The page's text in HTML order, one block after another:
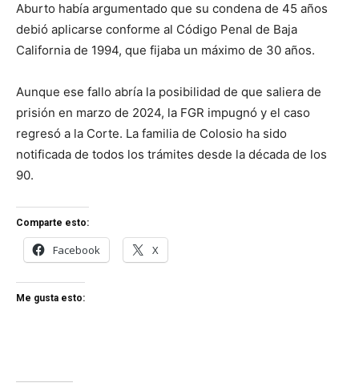
Aburto había argumentado que su condena de 45 años
debió aplicarse conforme al Código Penal de Baja
California de 1994, que fijaba un máximo de 30 años.
Aunque ese fallo abría la posibilidad de que saliera de
prisión en marzo de 2024, la FGR impugnó y el caso
regresó a la Corte. La familia de Colosio ha sido
notificada de todos los trámites desde la década de los
90.
Comparte esto:
Facebook X
Me gusta esto: